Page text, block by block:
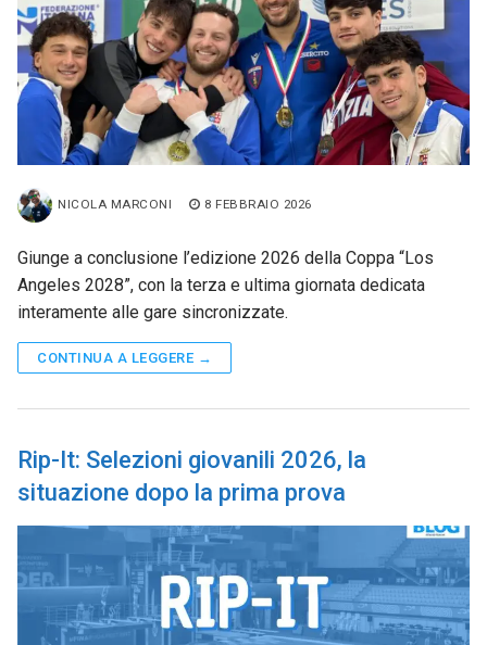
NICOLA MARCONI 8 FEBBRAIO 2026
Giunge a conclusione l’edizione 2026 della Coppa “Los
Angeles 2028”, con la terza e ultima giornata dedicata
interamente alle gare sincronizzate.
CONTINUA A LEGGERE →
Rip-It: Selezioni giovanili 2026, la
situazione dopo la prima prova